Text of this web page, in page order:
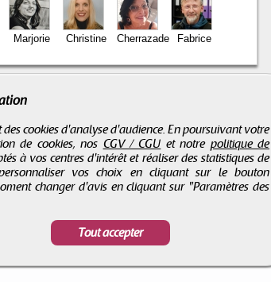
Marjorie Christine Cherrazade Fabrice
cookies d'analyse d'audience. En poursuivant votre
de cookies, nos CGV / CGU et notre politique de
à vos centres d'intérêt et réaliser des statistiques de
vos choix en cliquant sur le bouton
changer d'avis en cliquant sur "Paramètres des
Tout accepter